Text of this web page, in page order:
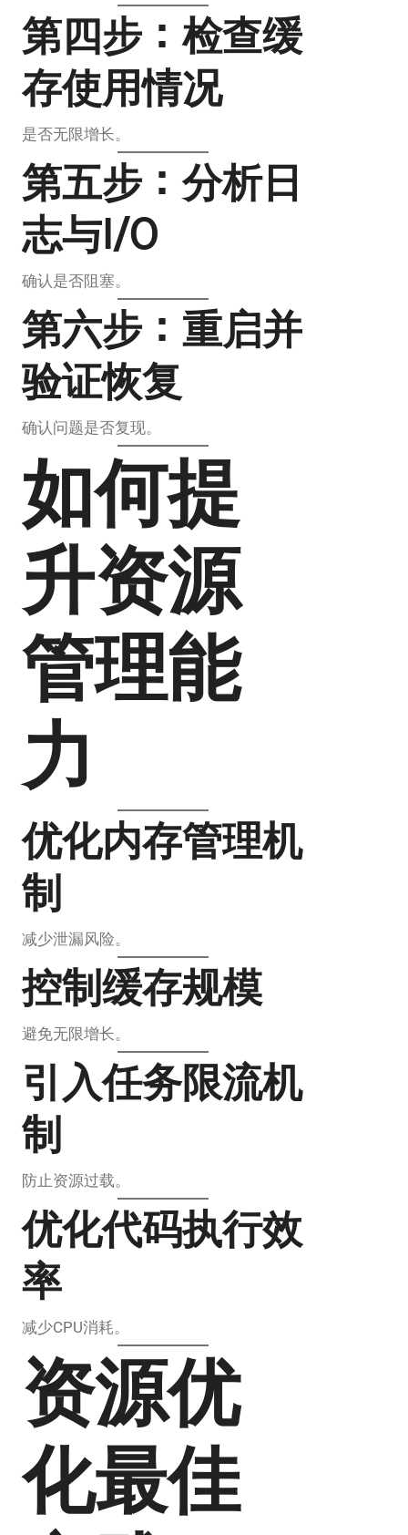
第四步：检查缓
存使用情况
是否无限增长。
第五步：分析日
志与I/O
确认是否阻塞。
第六步：重启并
验证恢复
确认问题是否复现。
如何提
升资源
管理能
力
优化内存管理机
制
减少泄漏风险。
控制缓存规模
避免无限增长。
引入任务限流机
制
防止资源过载。
优化代码执行效
率
减少CPU消耗。
资源优
化最佳